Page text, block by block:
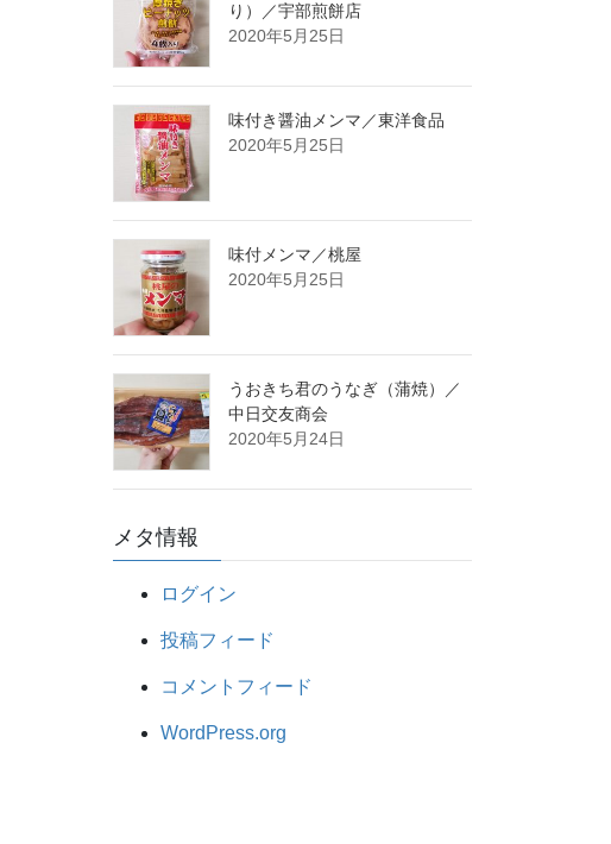
り）／宇部煎餅店
2020年5月25日
味付き醤油メンマ／東洋食品
2020年5月25日
味付メンマ／桃屋
2020年5月25日
うおきち君のうなぎ（蒲焼）／
中日交友商会
2020年5月24日
メタ情報
ログイン
投稿フィード
コメントフィード
WordPress.org